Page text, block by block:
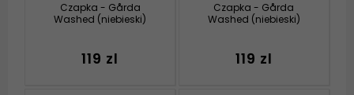
Czapka - Gårda
Washed (niebieski)
119 zl
Czapka - Gårda
Washed (niebieski)
119 zl